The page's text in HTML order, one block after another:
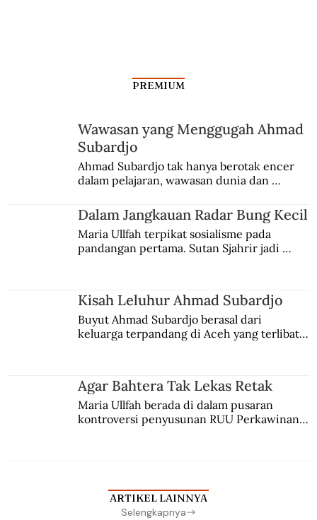
PREMIUM
Wawasan yang Menggugah Ahmad
Subardjo
Ahmad Subardjo tak hanya berotak encer
dalam pelajaran, wawasan dunia dan
Jules Verne, Multatuli, hingga Sun Yat-sen.
Dalam Jangkauan Radar Bung Kecil
Maria Ullfah terpikat sosialisme pada
pandangan pertama. Sutan Sjahrir jadi
Kisah Leluhur Ahmad Subardjo
Buyut Ahmad Subardjo berasal dari
keluarga terpandang di Aceh yang terlibat
Agar Bahtera Tak Lekas Retak
Maria Ullfah berada di dalam pusaran
kontroversi penyusunan RUU Perkawinan.
ARTIKEL LAINNYA
Selengkapnya